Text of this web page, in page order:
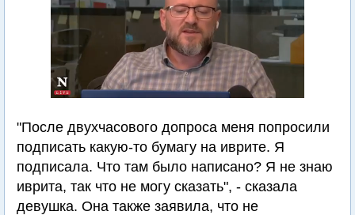
"После двухчасового допроса меня попросили
подписать какую-то бумагу на иврите. Я
подписала. Что там было написано? Я не знаю
иврита, так что не могу сказать", - сказала
девушка. Она также заявила, что не